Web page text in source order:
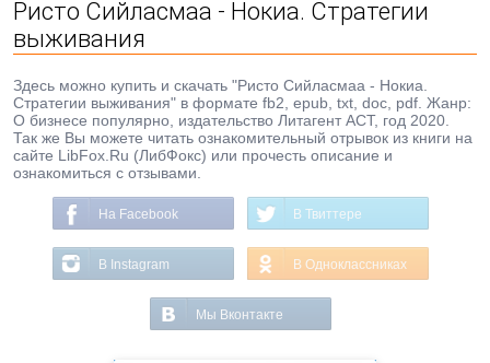
Ристо Сийласмаа - Нокиа. Стратегии
выживания
Здесь можно купить и скачать "Ристо Сийласмаа - Нокиа.
Стратегии выживания" в формате fb2, epub, txt, doc, pdf. Жанр:
О бизнесе популярно, издательство Литагент АСТ, год 2020.
Так же Вы можете читать ознакомительный отрывок из книги на
сайте LibFox.Ru (ЛибФокс) или прочесть описание и
ознакомиться с отзывами.
На Facebook В Твиттере
В Instagram В Одноклассниках
Мы Вконтакте